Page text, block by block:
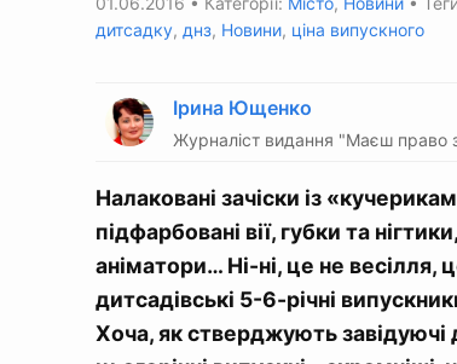
дитсадку, днз, Новини, ціна випускного
Ірина Ющенко
Журналіст видання "Маєш право
Налаковані зачіски із
підфарбовані вії, губки та
аніматори… Ні-ні, це не весілля,
дитсадівські 5-6-річні
Хоча, як стверджують